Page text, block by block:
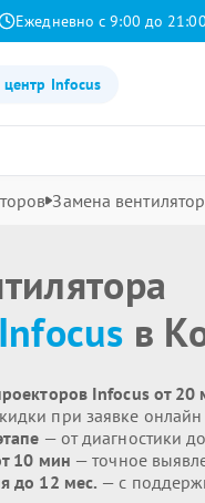
Ежедневно с 9:00 до 21:00
Infocus
Замена
Infocus в
Infocus от 20
при заявке онлайн
— от диагностики
10 мин — точное
до 12 мес. — с